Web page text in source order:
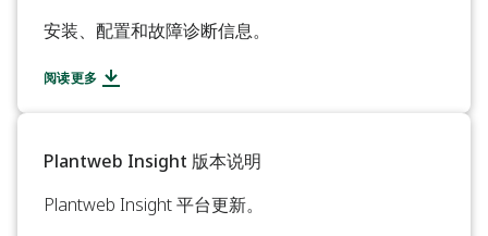
安装、配置和故障诊断信息。 ​
阅读更多
Plantweb Insight 版本说明​
Plantweb Insight 平台更新。 ​